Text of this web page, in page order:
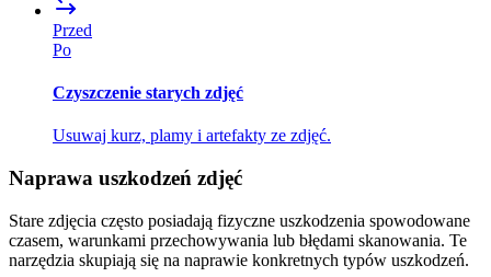
Przed
Po
Czyszczenie starych zdjęć
Usuwaj kurz, plamy i artefakty ze zdjęć.
Naprawa uszkodzeń zdjęć
Stare zdjęcia często posiadają fizyczne uszkodzenia spowodowane
czasem, warunkami przechowywania lub błędami skanowania. Te
narzędzia skupiają się na naprawie konkretnych typów uszkodzeń.